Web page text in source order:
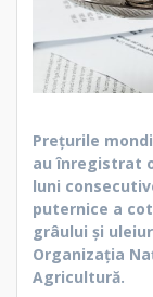
Prețurile
au înregistrat
luni
puternice a
grâului și
Organizația
Agricultură.